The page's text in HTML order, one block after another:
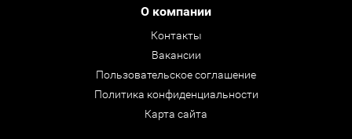
О компании
Контакты
Вакансии
Пользовательское соглашение
Политика конфиденциальности
Карта сайта